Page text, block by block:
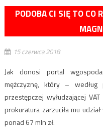
PODOBA CI SIĘ TO CO
15 czerwca 2018
Jak donosi portal
mężczyznę, który – według
przestępczej wyłudzającej VATi
prokuratura zarzuciła mu
ponad 67 mln zł.